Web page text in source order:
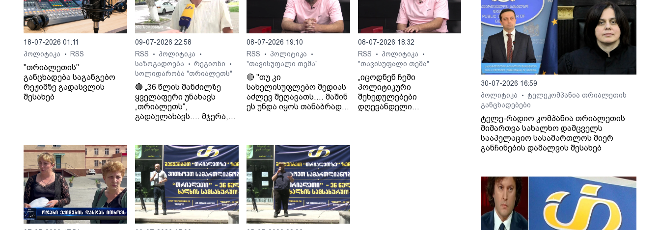
18-07-2026 01:11
პოლიტიკა
• RSS
"თრიალეთის"
განცხადება საგანგებო
რეჟიმზე გადასვლის
შესახებ
09-07-2026 22:58
RSS
• პოლიტიკა •
საზოგადოება • რეგიონი •
სოლიდარობა "თრიალეთს"
🔴 „36 წლის მანძილზე
ყველაფერი უნახავს
„თრიალეთს“,
გადაულახავს.... მჯერა,
დათმობაზე წავა
ხელისუფლება და ის
ელემენტარული
მოთხოვნა რასაც
თრიალეთი ითხოვს
დააკმაყოფილებს.“. - გია
სურმანიძე. ტვ 25-ის
დამფუძნებელი.
08-07-2026 19:10
RSS
• პოლიტიკა •
"თავისუფალი თემა"
🔴 "თუ კი
სახელისუფლებო მედიას
აძლევ შეღავათს.... მაშინ
ეს უნდა იყოს თანაბრად
08-07-2026 18:32
RSS
• პოლიტიკა •
"თავისუფალი თემა"
„იცოდნენ ჩემი
პოლიტიკური
შეხედულებები
დღევანდელი
30-07-2026 16:59
პოლიტიკა
•
ტელეკომპანია თრიალეთის
განცხადებები
ტელე-რადიო კომპანია თრიალეთის
მიმართვა სახალხო დამცველს
სააპელაციო სასამართლოს მიერ
განჩინების დამალვის შესახებ